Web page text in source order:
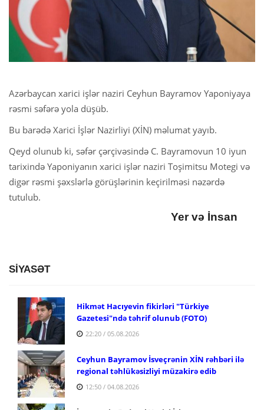
Azərbaycan xarici işlər naziri Ceyhun Bayramov Yaponiyaya
rəsmi səfərə yola düşüb.
Bu barədə Xarici İşlər Nazirliyi (XİN) məlumat yayıb.
Qeyd olunub ki, səfər çərçivəsində C. Bayramovun 10 iyun
tarixində Yaponiyanın xarici işlər naziri Toşimitsu Motegi və
digər rəsmi şəxslərlə görüşlərinin keçirilməsi nəzərdə
tutulub.
Yer və İnsan
SİYASƏT
Hikmət Hacıyevin fikirləri "Türkiye
Gazetesi"ndə təhrif olunub (FOTO)
22:20 / 05.08.2026
Ceyhun Bayramov İsveçrənin XİN rəhbəri ilə
regional təhlükəsizliyi müzakirə edib
12:50 / 04.08.2026